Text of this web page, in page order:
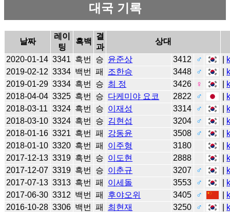
대국 기록
날짜
레이
팅
흑백
결
과
상대
2020-01-14 3341 흑번 승 윤준상 3412 ♂
2019-02-12 3334 백번 패 조한승 3448 ♂
2019-01-29 3334 흑번 승 최 정 3426 ♀
2018-04-04 3325 흑번 승 다케미야 요코 2822 ♂
2018-03-11 3324 흑번 승 이재성 3314 ♂
2018-03-10 3324 흑번 승 김현섭 3204 ♂
2018-01-16 3321 흑번 패 강동윤 3508 ♂
2018-01-10 3320 흑번 패 이주형 3180
2017-12-13 3319 흑번 승 이도현 2888
2017-12-07 3319 흑번 승 이춘규 3207 ♂
2017-07-13 3313 흑번 패 이세돌 3553 ♂
2017-06-30 3312 백번 패 후야오위 3405 ♂
2016-10-28 3306 백번 패 최현재 3250 ♂